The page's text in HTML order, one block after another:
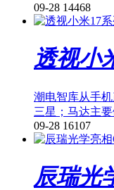
09-28 14468
透视小
潮电智库从手
三星；马达主
09-28 16107
辰瑞光